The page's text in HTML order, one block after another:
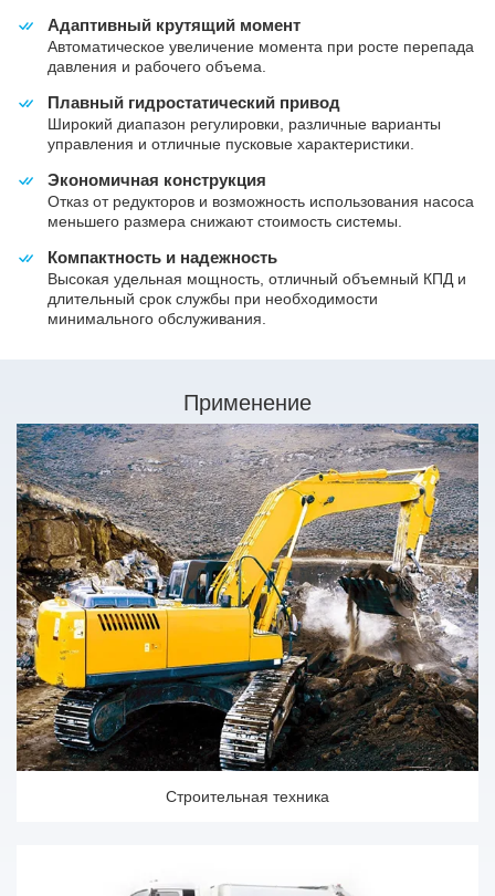
Адаптивный крутящий момент
Автоматическое увеличение момента при росте перепада
давления и рабочего объема.
Плавный гидростатический привод
Широкий диапазон регулировки, различные варианты
управления и отличные пусковые характеристики.
Экономичная конструкция
Отказ от редукторов и возможность использования насоса
меньшего размера снижают стоимость системы.
Компактность и надежность
Высокая удельная мощность, отличный объемный КПД и
длительный срок службы при необходимости
минимального обслуживания.
Применение
Строительная техника